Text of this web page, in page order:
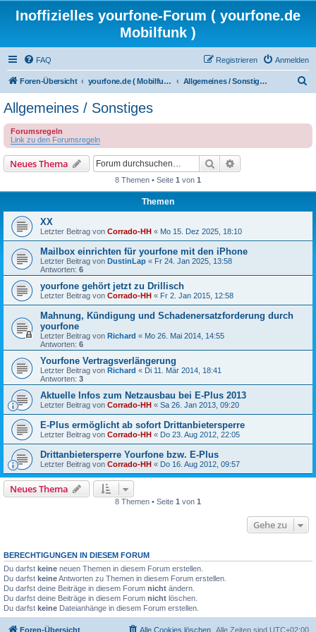
Inoffizielles yourfone-Forum ( yourfone.de
Mobilfunk )
FAQ Anmelden
Registrieren
Foren-Übersicht yourfone.de ( Mobilfunkangebot ) Allgemeines / Sonstiges
e
Allgemeines / Sonstiges
Forumsregeln
Link zu den Forumsregeln
Neues Thema Suche
8 Themen • Seite 1 von 1
Themen
XX
Letzter Beitrag von Corrado-HH « Mo 15. Dez 2025, 18:10
Mailbox einrichten für yourfone mit den iPhone
Letzter Beitrag von DustinLap « Fr 24. Jan 2025, 13:58
Antworten: 6
yourfone gehört jetzt zu Drillisch
Letzter Beitrag von Corrado-HH « Fr 2. Jan 2015, 12:58
Mahnung, Kündigung und Schadenersatzforderung durch
yourfone
Letzter Beitrag von Richard « Mo 26. Mai 2014, 14:55
Antworten: 6
Yourfone Vertragsverlängerung
Letzter Beitrag von Richard « Di 11. Mär 2014, 18:41
Antworten: 3
Aktuelle Infos zum Netzausbau bei E-Plus 2013
Letzter Beitrag von Corrado-HH « Sa 26. Jan 2013, 09:20
E-Plus ermöglicht ab sofort Drittanbietersperre
Letzter Beitrag von Corrado-HH « Do 23. Aug 2012, 22:05
Drittanbietersperre Yourfone bzw. E-Plus
Letzter Beitrag von Corrado-HH « Do 16. Aug 2012, 09:57
Neues Thema
8 Themen • Seite 1 von 1
Gehe zu
BERECHTIGUNGEN IN DIESEM FORUM
Du darfst keine neuen Themen in diesem Forum erstellen.
Du darfst keineAntworten zu Themen in diesem Forum erstellen.
Du darfst deine Beiträge in diesem Forum nicht ändern.
Du darfst deine Beiträge in diesem Forum nicht löschen.
Du darfst keine Dateianhänge in diesem Forum erstellen.
Foren-Übersicht Alle Zeiten sind UTC+02:00
Alle Cookies löschen